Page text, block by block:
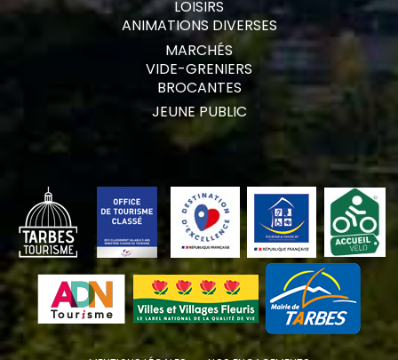
LOISIRS
ANIMATIONS DIVERSES
MARCHÉS
VIDE-GRENIERS
BROCANTES
JEUNE PUBLIC